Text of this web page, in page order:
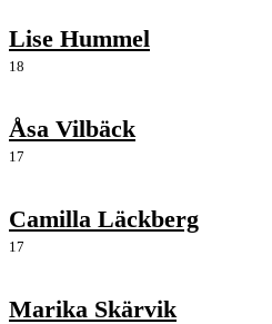
Lise Hummel
18
Åsa Vilbäck
17
Camilla Läckberg
17
Marika Skärvik